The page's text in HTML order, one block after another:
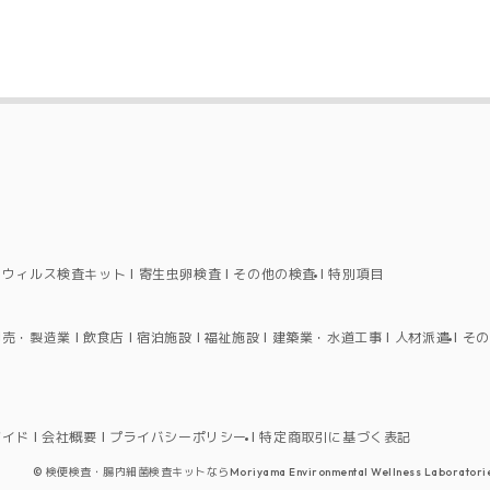
ウィルス検査キット 寄生虫卵検査 その他の検査 特別項目
・製造業 飲食店 宿泊施設 福祉施設 建築業・水道工事 人材派遣 そ
ド 会社概要 プライバシーポリシー 特定商取引に基づく表記
© 検便検査・腸内細菌検査キットならMoriyama Environmental Wellness